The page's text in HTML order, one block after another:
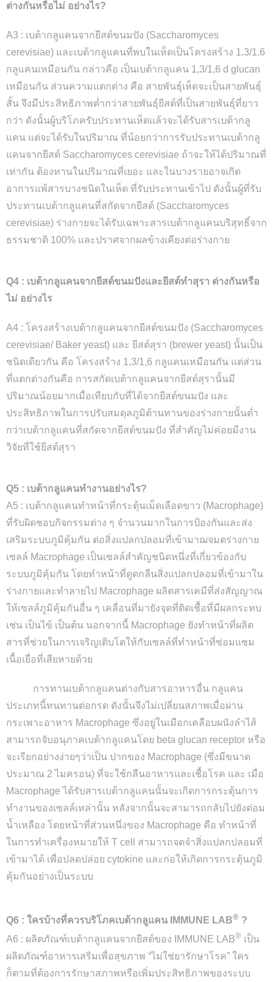
ต่างกันหรือไม่ อย่างไร?
A3 : เบต้ากลูแคนจากยีสต์ขนมปัง (Saccharomyces
cerevisiae) และเบต้ากลูแคนที่พบในเห็ดเป็นโครงสร้าง 1,3/1,6
กลูแคนเหมือนกัน กล่าวคือ เป็นเบต้ากลูแคน 1,3/1,6 d glucan
เหมือนกัน ส่วนความแตกต่าง คือ สายพันธุ์เห็ดจะเป็นสายพันธุ์
สั้น จึงมีประสิทธิภาพต่ำกว่าสายพันธุ์ยีสต์ที่เป็นสายพันธุ์ที่ยาว
กว่า ดังนั้นผู้บริโภครับประทานเห็ดแล้วจะได้รับสารเบต้ากลู
แคน แต่จะได้รับในปริมาณ ที่น้อยกว่าการรับประทานเบต้ากลู
แคนจากยีสต์ Saccharomyces cerevisiae ถ้าจะให้ได้ปริมาณที่
เท่ากัน ต้องทานในปริมาณที่เยอะ และในบางรายอาจเกิด
อาการแพ้สารบางชนิดในเห็ด ที่รับประทานเข้าไป ดังนั้นผู้ที่รับ
ประทานเบต้ากลูแคนที่สกัดจากยีสต์ (Saccharomyces
cerevisiae) ร่างกายจะได้รับเฉพาะสารเบต้ากลูแคนบริสุทธิ์จาก
ธรรมชาติ 100% และปราศจากผลข้างเคียงต่อร่างกาย
Q4 : เบต้ากลูแคนจากยีสต์ขนมปังและยีสต์ทำสุรา ต่างกันหรือ
ไม่ อย่างไร
A4 : โครงสร้างเบต้ากลูแคนจากยีสต์ขนมปัง (Saccharomyces
cerevisiae/ Baker yeast) และ ยีสต์สุรา (brewer yeast) นั้นเป็น
ชนิดเดียวกัน คือ โครงสร้าง 1,3/1,6 กลูแคนเหมือนกัน แต่ส่วน
ที่แตกต่างกันคือ การสกัดเบต้ากลูแคนจากยีสต์สุรานั้นมี
ปริมาณน้อยมากเมื่อเทียบกับที่ได้จากยีสต์ขนมปัง และ
ประสิทธิภาพในการปรับสมดุลภูมิต้านทานของร่างกายนั้นต่ำ
กว่าเบต้ากลูแคนที่สกัดจากยีสต์ขนมปัง ที่สำคัญไม่ค่อยมีงาน
วิจัยที่ใช้ยีสต์สุรา
Q5 : เบต้ากลูแคนทำงานอย่างไร?
A5 : เบต้ากลูแคนทำหน้าที่กระตุ้นเม็ดเลือดขาว (Macrophage)
ที่รับผิดชอบกิจกรรมต่าง ๆ จำนวนมากในการป้องกันและส่ง
เสริมระบบภูมิคุ้มกัน ต่อสิ่งแปลกปลอมที่เข้ามาฌจมตร่างกาย
เซลล์ Macrophage เป็นเซลล์สำคัญชนิดหนึ่งที่เกี่ยวข้องกับ
ระบบภูมิคุ้มกัน โดยทำหน้าที่ดูดกลืนสิ่งแปลกปลอมที่เข้ามาใน
ร่างกายและทำลายไป Macrophage ผลิตสารเคมีที่ส่งสัญญาณ
ให้เซลล์ภูมิคุ้มกันอื่น ๆ เคลื่อนที่มายังจุดที่ติดเชื้อที่มีผลกระทบ
เช่น เป็นไข้ เป็นต้น นอกจากนี้ Macrophage ยังทำหน้าที่ผลิต
สารที่ช่วยในการเจริญเติบโตให้กับเซลล์ที่ทำหน้าที่ซ่อมแซม
เนื้อเยื่อที่เสียหายด้วย
การทานเบต้ากลูแคนต่างกับสารอาหารอื่น กลูแคน
ประเภทนี้ทนทานต่อกรด ดังนั้นจึงไม่เปลี่ยนสภาพเมื่อผ่าน
กระเพาะอาหาร Macrophage ซึ่งอยู่ในเมือกเคลือบผนังลำไส้
สามารถจับอนุภาคเบต้ากลูแคนโดย beta glucan receptor หรือ
จะเรียกอย่างง่ายๆว่าเป็น ปากของ Macrophage (ซึ่งมีขนาด
ประมาณ 2 ไมครอน) ที่จะใช้กลืนอาหารและเชื้อโรค และ เมื่อ
Macrophage ได้รับสารเบต้ากลูแคนนั้นจะเกิดการกระตุ้นการ
ทำงานของเซลล์เหล่านั้น หลังจากนั้นจะสามารถกลับไปยังต่อม
น้ำเหลือง โดยหน้าที่ส่วนหนึ่งของ Macrophage คือ ทำหน้าที่
ในการทำเครื่องหมายให้ T cell สามารถจดจำสิ่งแปลกปลอมที่
เข้ามาได้ เพื่อปลดปล่อย cytokine และก่อให้เกิดการกระตุ้นภูมิ
คุ้มกันอย่างเป็นระบบ
Q6 : ใครบ้างที่ควรบริโภคเบต้ากลูแคน IMMUNE LAB® ?
A6 : ผลิตภัณฑ์เบต้ากลูแคนจากยีสต์ของ IMMUNE LAB® เป็น
ผลิตภัณฑ์อาหารเสริมเพื่อสุขภาพ “ไม่ใช่ยารักษาโรค” ใคร
ก็ตามที่ต้องการรักษาสภาพหรือเพิ่มประสิทธิภาพของระบบ